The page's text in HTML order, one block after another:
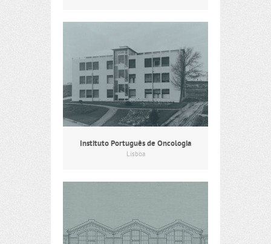
Instituto Português de Oncologia
Lisboa